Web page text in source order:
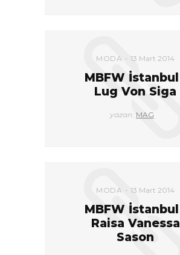
MODA 13 Mart 2014
MBFW İstanbul |
Lug Von Siga
yazan: MAG
MODA 13 Mart 2014
MBFW İstanbul |
Raisa Vanessa
Sason